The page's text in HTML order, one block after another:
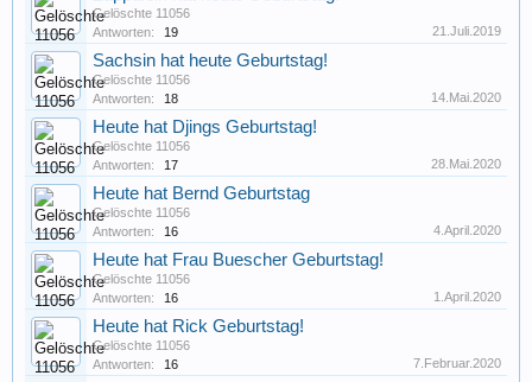
Gelöschte 11056
Antworten:
19 21.Juli.2019
Sachsin hat heute Geburtstag!
Gelöschte 11056
Antworten:
18 14.Mai.2020
Heute hat Djings Geburtstag!
Gelöschte 11056
Antworten:
17 28.Mai.2020
Heute hat Bernd Geburtstag
Gelöschte 11056
Antworten:
16 4.April.2020
Heute hat Frau Buescher Geburtstag!
Gelöschte 11056
Antworten:
16 1.April.2020
Heute hat Rick Geburtstag!
Gelöschte 11056
Antworten:
16 7.Februar.2020